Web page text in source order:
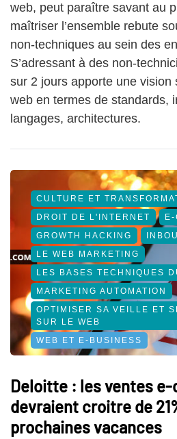
web, peut paraître savant au
maîtriser l’ensemble rebute
non-techniques au sein des
S’adressant à des non-
sur 2 jours apporte une vision
web en termes de standards,
langages, architectures.
CULTURE ET
DROIT DE L'INTERNET
GROWTH HACKING
LE WEB MARKETING
LES BASES TECHNIQUES
MARKETING AUTOMATION
OPTIMISER SA VEILLE ET
SUR LE WEB
WEB ET E-BUSINESS
Deloitte : les ventes
devraient croitre de
prochaines vacances